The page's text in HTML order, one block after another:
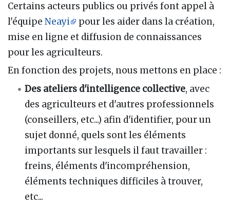
Certains acteurs publics ou privés font appel à
l'équipe Neayi
pour les aider dans la création,
mise en ligne et diffusion de connaissances
pour les agriculteurs.
En fonction des projets, nous mettons en place :
Des ateliers d'intelligence collective, avec
des agriculteurs et d'autres professionnels
(conseillers, etc...) afin d'identifier, pour un
sujet donné, quels sont les éléments
importants sur lesquels il faut travailler :
freins, éléments d'incompréhension,
éléments techniques difficiles à trouver,
etc...